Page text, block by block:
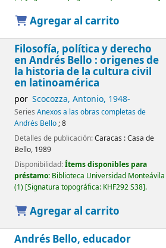
Agregar al carrito
Filosofía, política y derecho
en Andrés Bello : origenes de
la historia de la cultura civil
en latinoamérica
por Scocozza, Antonio, 1948-
Series Anexos a las obras completas de
Andrés Bello; 8
Detalles de publicación:Caracas :Casa de
Bello, 1989
Disponibilidad:Ítems disponibles para
préstamo: Biblioteca Universidad Monteávila
(1) Signatura topográfica: KHF292 S38 .
Agregar al carrito
Andrés Bello, educador